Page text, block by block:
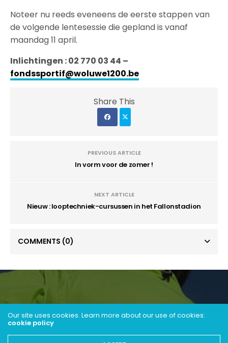
Noteer nu reeds eveneens de eerste stappen van
de volgende lentesessie die gepland is vanaf
maandag 11 april.
Inlichtingen : 02 770 03 44 –
fondssportif@woluwe1200.be
Share This
PREVIOUS ARTICLE
In vorm voor de zomer !
NEXT ARTICLE
Nieuw : looptechniek-cursussen in het Fallonstadion
COMMENTS (0)
Our site uses cookies. Learn more about our use of cookies:
cookie policy